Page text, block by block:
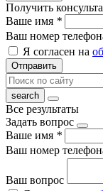
Получить
Ваше имя *
Ваш номер
Я согласен на
Отправить
Все результаты
Задать вопрос
Ваше имя *
Ваш номер
Ваш вопрос